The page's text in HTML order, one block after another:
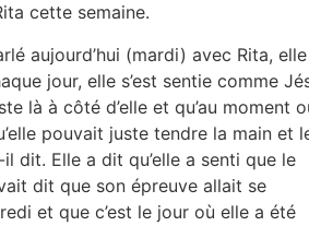
cette semaine.
aujourd’hui (mardi) avec Rita, elle
jour, elle s’est sentie comme
là à côté d’elle et qu’au moment
pouvait juste tendre la main et
dit. Elle a dit qu’elle a senti que le
dit que son épreuve allait se
et que c’est le jour où elle a été